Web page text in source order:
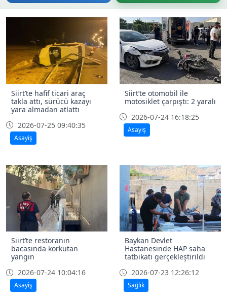
Siirt’te hafif ticari araç
takla attı, sürücü kazayı
yara almadan atlattı
2026-07-25 09:40:35
Asayiş
Siirt’te otomobil ile
motosiklet çarpıştı: 2 yaralı
2026-07-24 16:18:25
Asayiş
Siirt’te restoranın
bacasında korkutan
yangın
2026-07-24 10:04:16
Asayiş
Baykan Devlet
Hastanesinde HAP saha
tatbikatı gerçekleştirildi
2026-07-23 12:26:12
Sağlık